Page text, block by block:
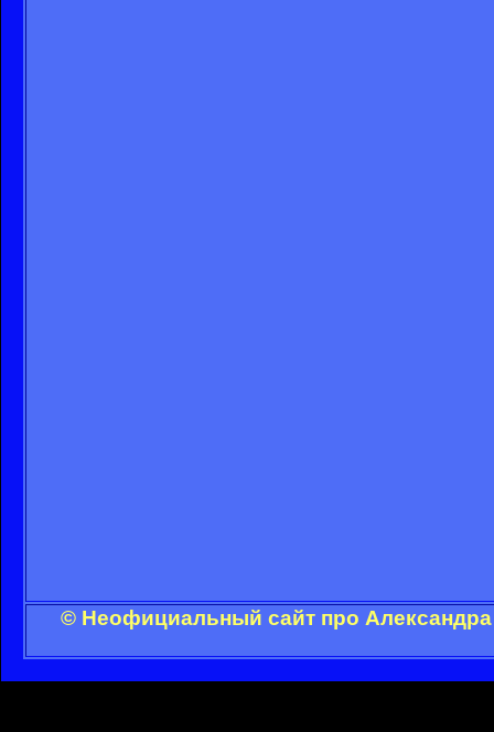
© Неофициальный сайт про